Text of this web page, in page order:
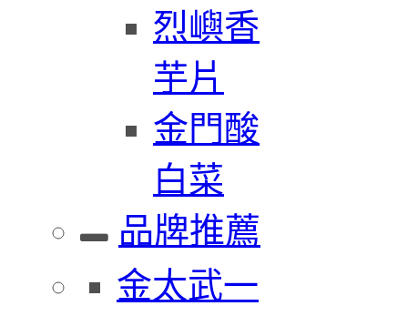
烈嶼香
芋片
金門酸
白菜
品牌推薦
金太武一